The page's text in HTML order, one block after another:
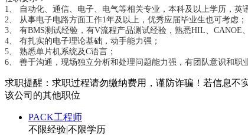
1、 自动化、通信、电子、电气等相关专业，本科及以上学历，英
2、 从事电子电路方面工作1年及以上，优秀应届毕业生也可考虑；
3、 有BMS测试经验，有V流程产品测试经验，熟悉HIL、CANOE
4、 有扎实的电子理论基础，动手能力强；
5、 熟悉单片机系统及C语言；
6、 善于沟通，现场独立分析和处理问题能力强，有团队意识和职
求职提醒：求职过程请勿缴纳费用，谨防诈骗！若信息不
该公司的其他职位
PACK工程师
不限经验|不限学历